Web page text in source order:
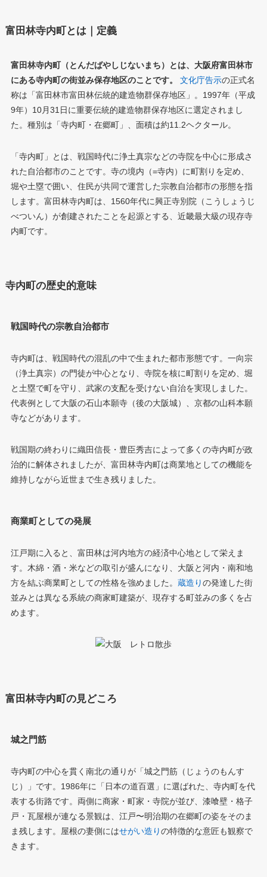
富田林寺内町とは｜定義
富田林寺内町（とんだばやしじないまち）とは、大阪府富田林市
にある寺内町の街並み保存地区のことです。
文化庁告示の正式名
称は「富田林市富田林伝統的建造物群保存地区」。1997年（平成
9年）10月31日に重要伝統的建造物群保存地区に選定されまし
た。種別は「寺内町・在郷町」、面積は約11.2ヘクタール。
「寺内町」とは、戦国時代に浄土真宗などの寺院を中心に形成さ
れた自治都市のことです。寺の境内（=寺内）に町割りを定め、
堀や土塁で囲い、住民が共同で運営した宗教自治都市の形態を指
します。富田林寺内町は、1560年代に興正寺別院（こうしょうじ
べついん）が創建されたことを起源とする、近畿最大級の現存寺
内町です。
寺内町の歴史的意味
戦国時代の宗教自治都市
寺内町は、戦国時代の混乱の中で生まれた都市形態です。一向宗
（浄土真宗）の門徒が中心となり、寺院を核に町割りを定め、堀
と土塁で町を守り、武家の支配を受けない自治を実現しました。
代表例として大阪の石山本願寺（後の大阪城）、京都の山科本願
寺などがあります。
戦国期の終わりに織田信長・豊臣秀吉によって多くの寺内町が政
治的に解体されましたが、富田林寺内町は商業地としての機能を
維持しながら近世まで生き残りました。
商業町としての発展
江戸期に入ると、富田林は河内地方の経済中心地として栄えま
す。木綿・酒・米などの取引が盛んになり、大阪と河内・南和地
方を結ぶ商業町としての性格を強めました。 蔵造りの発達した街
並みとは異なる系統の商家町建築が、現存する町並みの多くを占
めます。
富田林寺内町の見どころ
城之門筋
寺内町の中心を貫く南北の通りが「城之門筋（じょうのもんす
じ）」です。1986年に「日本の道百選」に選ばれた、寺内町を代
表する街路です。両側に商家・町家・寺院が並び、漆喰壁・格子
戸・瓦屋根が連なる景観は、江戸〜明治期の在郷町の姿をそのま
ま残します。屋根の妻側にはせがい造りの特徴的な意匠も観察で
きます。